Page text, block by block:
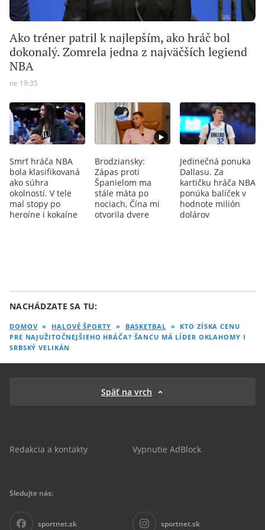
Ako tréner patril k najlepším, ako hráč bol
dokonalý. Zomrela jedna z najväčších legiend
NBA
ne 19:35
Smrť hráča NBA
bola klasifikovaná
ako súhra
okolností. V tele
mal stopy po
heroíne i kokaíne
Brodziansky:
Zápas proti
Španielom ma
stále máta po
nociach, Čína mi
otvorila dvere
Jedinečná ponuka
Dallasu. Za
kartičku hráča NBA
ponúka balíček v
hodnote milión
dolárov
NACHÁDZATE SA TU:
DOMOV » HALOVÉ ŠPORTY » BASKETBAL » KTO ZÍSKA CENU
PRE NAJUŽITOČNEJŠIEHO HRÁČA? ŠANCU MÁ LÍDER OKLAHOMY I
SRBSKÝ VELIKÁN
Späť na vrch
Redakcia a kontakty Vypnutie AdBlock
Sledujte nás:
sportnet.sk sportnet.sk